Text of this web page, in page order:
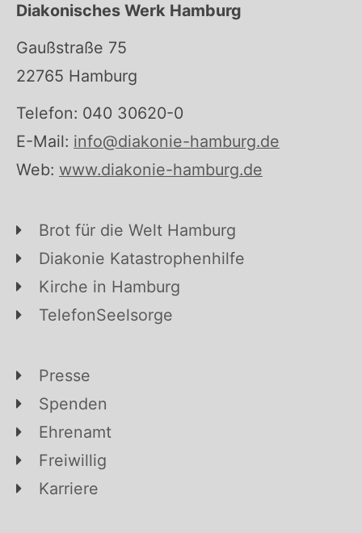
Diakonisches Werk Hamburg
Gaußstraße 75
22765 Hamburg
Telefon: 040 30620-0
E-Mail: info@diakonie-hamburg.de
Web: www.diakonie-hamburg.de
Brot für die Welt Hamburg
Diakonie Katastrophenhilfe
Kirche in Hamburg
TelefonSeelsorge
Presse
Spenden
Ehrenamt
Freiwillig
Karriere